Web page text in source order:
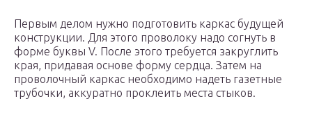
Первым делом нужно подготовить каркас будущей
конструкции. Для этого проволоку надо согнуть в
форме буквы V. После этого требуется закруглить
края, придавая основе форму сердца. Затем на
проволочный каркас необходимо надеть газетные
трубочки, аккуратно проклеить места стыков.